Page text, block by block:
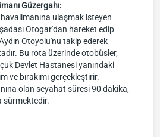
Güzergahı:
ulaşmak isteyen
Otogar'dan hareket edip
Otoyolu'nu takip ederek
Bu rota üzerinde otobüsler,
Devlet Hastanesi yanındaki
ve bırakımı gerçekleştirir.
olan seyahat süresi 90 dakika,
sürmektedir.